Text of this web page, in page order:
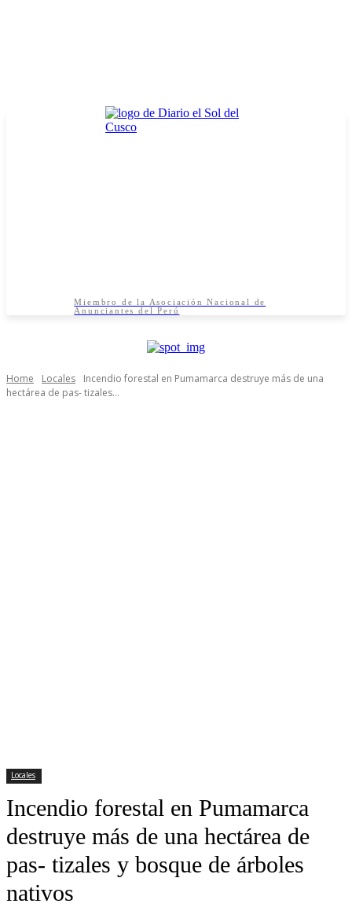
Miembro de la Asociación Nacional de
Anunciantes del Perú
Home Locales
Incendio forestal en Pumamarca destruye más de una
hectárea de pas- tizales...
Locales
Incendio forestal en Pumamarca
destruye más de una hectárea de
pas- tizales y bosque de árboles
nativos